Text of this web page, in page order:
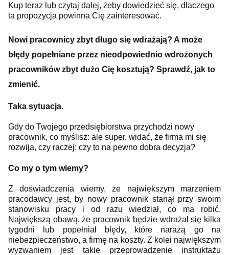
Kup teraz lub czytaj dalej, żeby dowiedzieć się, dlaczego
ta propozycja powinna Cię zainteresować.
Nowi pracownicy zbyt długo się wdrażają? A może
błędy popełniane przez nieodpowiednio wdrożonych
pracowników zbyt dużo Cię kosztują? Sprawdź, jak to
zmienić.
Taka sytuacja.
Gdy do Twojego przedsiębiorstwa przychodzi nowy
pracownik, co myślisz: ale super, widać, że firma mi się
rozwija, czy raczej: czy to na pewno dobra decyzja?
Co my o tym wiemy?
Z doświadczenia wiemy, że największym marzeniem
pracodawcy jest, by nowy pracownik stanął przy swoim
stanowisku pracy i od razu wiedział, co ma robić.
Największą obawą, że pracownik będzie wdrażał się kilka
tygodni lub popełniał błędy, które narażą go na
niebezpieczeństwo, a firmę na koszty. Z kolei największym
wyzwaniem jest takie przeprowadzenie instruktażu